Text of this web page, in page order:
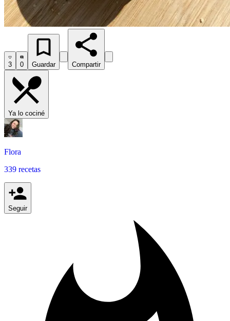
3 0 Guardar Compartir
Ya lo cociné
Flora
339 recetas
Seguir